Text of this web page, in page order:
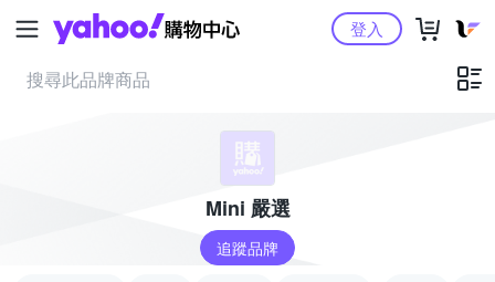
Yahoo購物中心登入
Mini 嚴選
追蹤品牌